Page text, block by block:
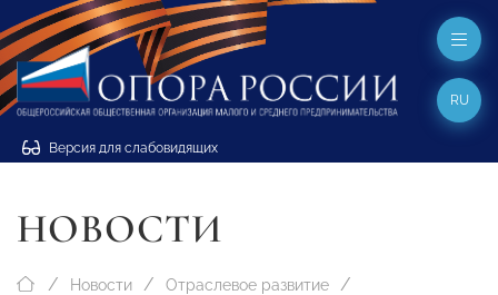
Версия для слабовидящих
RU
НОВОСТИ
Новости Отраслевое развитие